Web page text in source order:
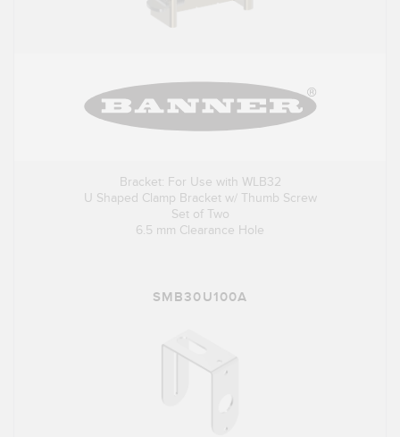
Bracket: For Use with WLB32
U Shaped Clamp Bracket w/ Thumb Screw
Set of Two
6.5 mm Clearance Hole
SMB30U100A